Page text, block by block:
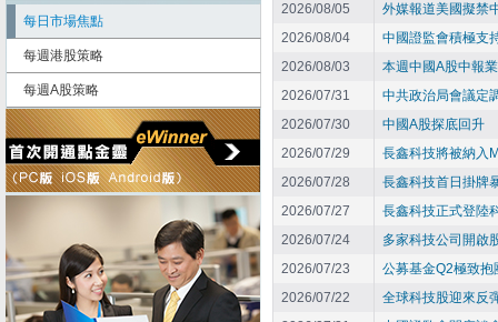
每日市場焦點
每週港股策略
每週A股策略
2026/08/05
外媒報道美國擬禁
2026/08/04
中國證監會積極支
2026/08/03
本週中國A股中報
2026/07/31
中共政治局會議定
2026/07/30
中國A股探底回升
2026/07/29
長鑫科技將被納入
2026/07/28
長鑫科技首日掛牌
2026/07/27
長鑫科技正式登陸
2026/07/24
多家科技公司開啟
2026/07/23
公募基金Q2極致
2026/07/22
全球科技股迎來反